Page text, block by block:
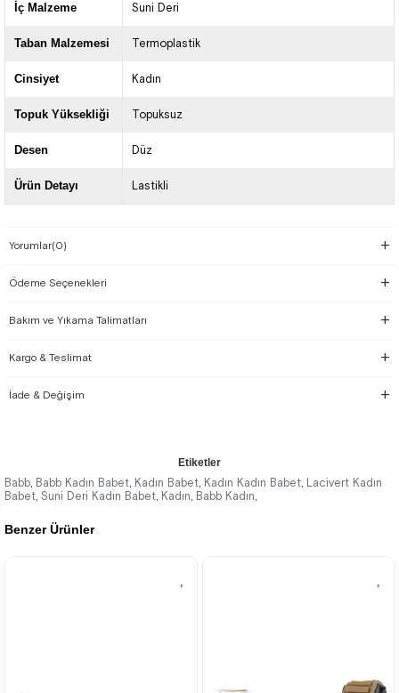
Benzer Ürünler
İç Malzeme Suni Deri
Taban Malzemesi Termoplastik
Cinsiyet Kadın
Topuk Yüksekliği Topuksuz
Desen Düz
Ürün Detayı Lastikli
Yorumlar(0)
Ödeme Seçenekleri
Bakım ve Yıkama Talimatları
Kargo & Teslimat
İade & Değişim
Etiketler
Babb, Babb Kadın Babet, Kadın Babet, Kadın Kadın Babet, Lacivert Kadın
Babet, Suni Deri Kadın Babet, Kadın, Babb Kadın,